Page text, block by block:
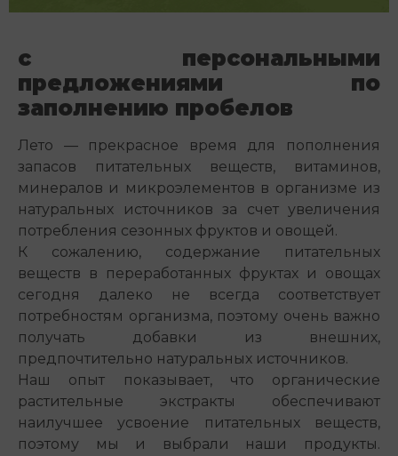
с персональными
предложениями по
заполнению пробелов
Лето — прекрасное время для пополнения
запасов питательных веществ, витаминов,
минералов и микроэлементов в организме из
натуральных источников за счет увеличения
потребления сезонных фруктов и овощей.
К сожалению, содержание питательных
веществ в переработанных фруктах и овощах
сегодня далеко не всегда соответствует
потребностям организма, поэтому очень важно
получать добавки из внешних,
предпочтительно натуральных источников.
Наш опыт показывает, что органические
растительные экстракты обеспечивают
наилучшее усвоение питательных веществ,
поэтому мы и выбрали наши продукты.